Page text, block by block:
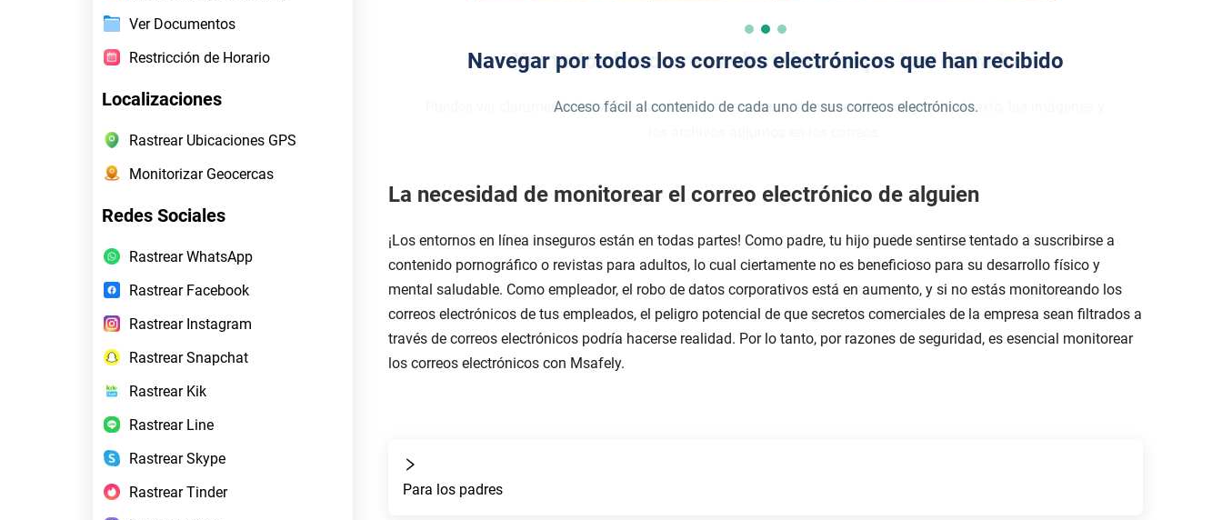
Ver Documentos
Restricción de Horario
Localizaciones
Rastrear Ubicaciones GPS
Monitorizar Geocercas
Redes Sociales
Rastrear WhatsApp
Rastrear Facebook
Rastrear Instagram
Rastrear Snapchat
Rastrear Kik
Rastrear Line
Rastrear Skype
Rastrear Tinder
Navegar por todos los correos electrónicos que han recibido
Acceso fácil al contenido de cada uno de sus correos electrónicos.
La necesidad de monitorear el correo electrónico de alguien
¡Los entornos en línea inseguros están en todas partes! Como padre, tu hijo puede sentirse tentado a suscribirse a
contenido pornográfico o revistas para adultos, lo cual ciertamente no es beneficioso para su desarrollo físico y
mental saludable. Como empleador, el robo de datos corporativos está en aumento, y si no estás monitoreando los
correos electrónicos de tus empleados, el peligro potencial de que secretos comerciales de la empresa sean filtrados a
través de correos electrónicos podría hacerse realidad. Por lo tanto, por razones de seguridad, es esencial monitorear
los correos electrónicos con Msafely.
Para los padres